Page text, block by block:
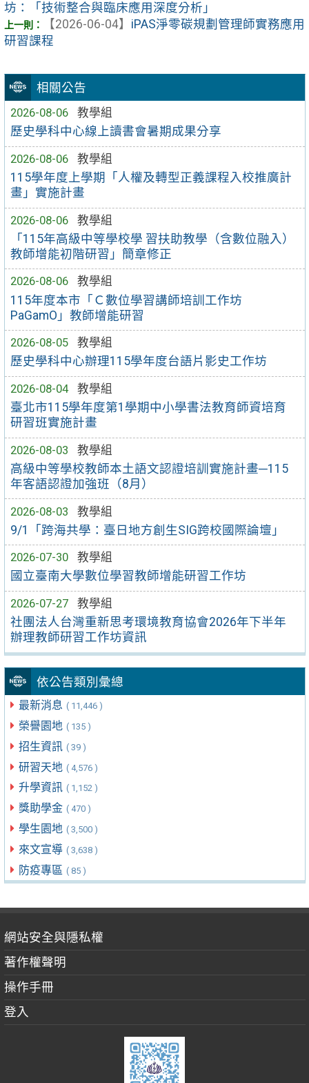
相關公告
2026-08-06
教學組
歷史學科中心線上讀書會暑期成果分享
2026-08-06
教學組
115學年度上學期「人權及轉型正義課程入校推廣計
畫」實施計畫
2026-08-06
教學組
「115年高級中等學校學 習扶助教學（含數位融入）
教師增能初階研習」簡章修正
2026-08-06
教學組
115年度本市「Ｃ數位學習講師培訓工作坊
PaGamO」教師增能研習
2026-08-05
教學組
歷史學科中心辦理115學年度台語片影史工作坊
2026-08-04
教學組
臺北市115學年度第1學期中小學書法教育師資培育
研習班實施計畫
2026-08-03
教學組
高級中等學校教師本土語文認證培訓實施計畫─115
年客語認證加強班（8月）
2026-08-03
教學組
9/1「跨海共學：臺日地方創生SIG跨校國際論壇」
2026-07-30
教學組
國立臺南大學數位學習教師增能研習工作坊
2026-07-27
教學組
社團法人台灣重新思考環境教育協會2026年下半年
辦理教師研習工作坊資訊
依公告類別彙總
最新消息 ( 11,446 )
榮譽園地 ( 135 )
招生資訊 ( 39 )
研習天地 ( 4,576 )
升學資訊 ( 1,152 )
獎助學金 ( 470 )
學生園地 ( 3,500 )
來文宣導 ( 3,638 )
防疫專區 ( 85 )
坊：「技術整合與臨床應用深度分析」
【2026-06-04】 iPAS淨零碳規劃管理師實務應用
研習課程
網站安全與隱私權
著作權聲明
操作手冊
登入